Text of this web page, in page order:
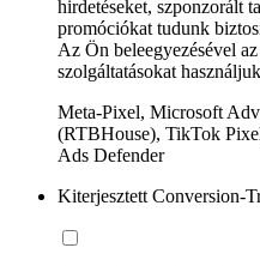
hirdetéseket, szponzorált
promóciókat tudunk
Az Ön beleegyezésével
szolgáltatásokat
Meta-Pixel, Microsoft
(RTBHouse), TikTok
Ads Defender
Kiterjesztett Conversion-